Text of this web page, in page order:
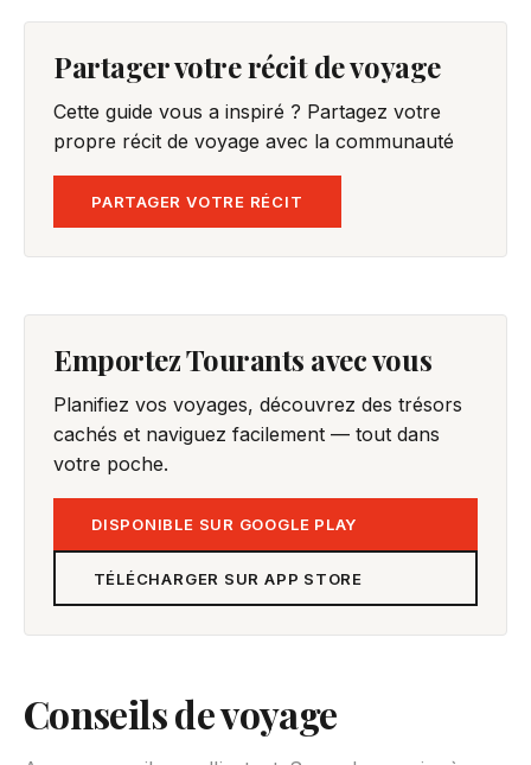
Partager votre récit de voyage
Cette guide vous a inspiré ? Partagez votre
propre récit de voyage avec la communauté
PARTAGER VOTRE RÉCIT
Emportez Tourants avec vous
Planifiez vos voyages, découvrez des trésors
cachés et naviguez facilement — tout dans
votre poche.
DISPONIBLE SUR GOOGLE PLAY
TÉLÉCHARGER SUR APP STORE
Conseils de voyage